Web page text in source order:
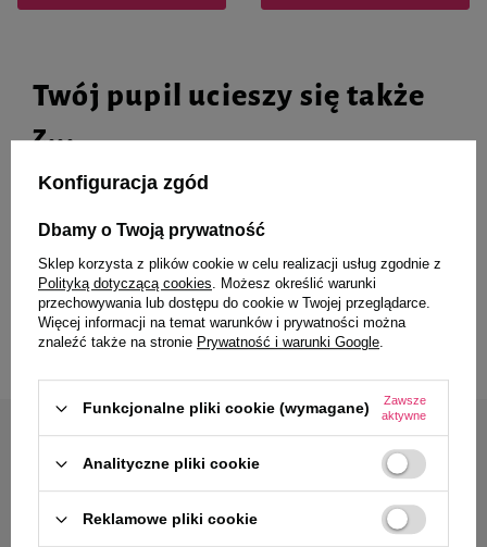
Twój pupil ucieszy się także
z...
MAU Mus Karma mokra dla kota
sterylizowanego jagnięcina z
nasionami chia i miętą zestaw 10
x 85 g
40,30 zł
MAU Mus Karma mokra dla kota
sterylizowanego dziczyzna z
jagodami zestaw 10 x 85 g
40,30 zł
Zapisz się do naszego newslettera
Zyskaj 10% rabatu* na
pierwsze zamówienie
Konfiguracja zgód
Dbamy o Twoją prywatność
Sklep korzysta z plików cookie w celu realizacji usług zgodnie z
Polityką dotyczącą cookies. Możesz określić warunki
przechowywania lub dostępu do cookie w Twojej przeglądarce.
Więcej informacji na temat warunków i prywatności można
znaleźć także na stronie Prywatność i warunki Google.
Funkcjonalne pliki cookie (wymagane)
Zawsze
aktywne
Analityczne pliki cookie
Reklamowe pliki cookie